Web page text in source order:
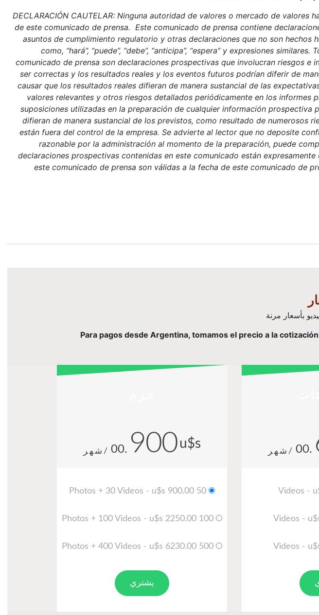
DECLARACIÓN CAUTELAR: Ninguna autoridad de valores o mercado de
de este comunicado de prensa. Este comunicado de prensa contiene
asuntos de cumplimiento regulatorio y otras declaraciones que no son
como, “hará”, “puede”, “debe”, “anticipa”, “espera” y expresiones
comunicado de prensa son declaraciones prospectivas que involucran riesgos
ser correctas y los resultados reales y los eventos futuros podrían diferir de
causar que los resultados reales difieran de manera sustancial de las
valores relevantes y otros riesgos detallados periódicamente en los informes
suposiciones utilizadas en la preparación de cualquier información prospectiva
difieran de manera sustancial de los previstos, como resultado de numerosos
están fuera del control de la empresa. Se advierte al lector que no deposite
razonable por la administración al momento de la preparación, puede
declaraciones prospectivas contenidas en este comunicado están
este comunicado de prensa son válidas a la fecha de este comunicado de
بأسعار مرنة
Para pagos desde Argentina, tomamos el precio a la
.00 /شهر
u$s
900
.00 /شهر
يشتري